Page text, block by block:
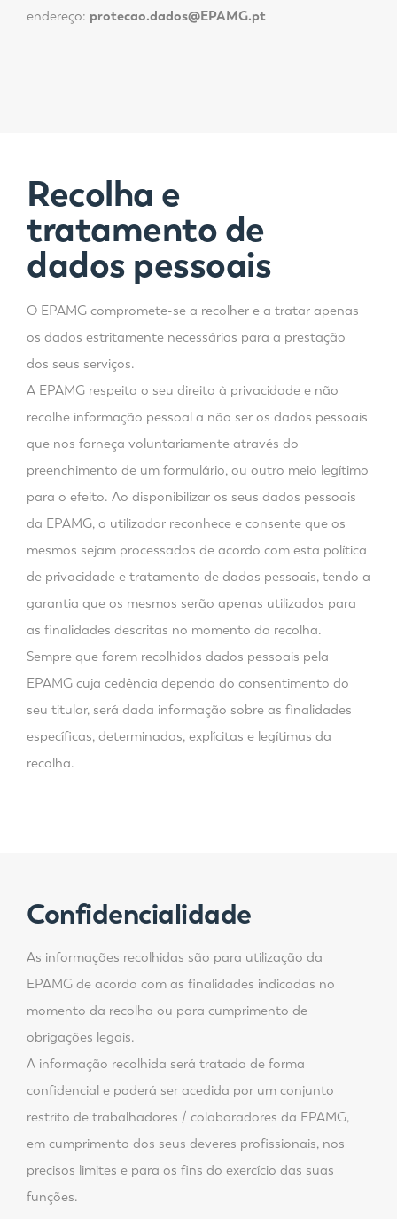
endereço: protecao.dados@EPAMG.pt
Recolha e
tratamento de
dados pessoais
O EPAMG compromete-se a recolher e a tratar apenas
os dados estritamente necessários para a prestação
dos seus serviços.
A EPAMG respeita o seu direito à privacidade e não
recolhe informação pessoal a não ser os dados pessoais
que nos forneça voluntariamente através do
preenchimento de um formulário, ou outro meio legítimo
para o efeito. Ao disponibilizar os seus dados pessoais
da EPAMG, o utilizador reconhece e consente que os
mesmos sejam processados de acordo com esta política
de privacidade e tratamento de dados pessoais, tendo a
garantia que os mesmos serão apenas utilizados para
as finalidades descritas no momento da recolha.
Sempre que forem recolhidos dados pessoais pela
EPAMG cuja cedência dependa do consentimento do
seu titular, será dada informação sobre as finalidades
específicas, determinadas, explícitas e legítimas da
recolha.
Confidencialidade
As informações recolhidas são para utilização da
EPAMG de acordo com as finalidades indicadas no
momento da recolha ou para cumprimento de
obrigações legais.
A informação recolhida será tratada de forma
confidencial e poderá ser acedida por um conjunto
restrito de trabalhadores / colaboradores da EPAMG,
em cumprimento dos seus deveres profissionais, nos
precisos limites e para os fins do exercício das suas
funções.